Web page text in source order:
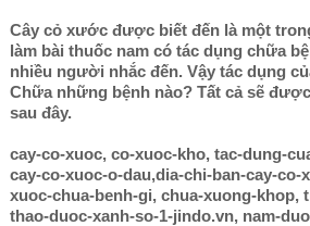
Cây cỏ xước được biết đến là một
làm bài thuốc nam có tác dụng chữa
nhiều người nhắc đến. Vậy tác dụng
Chữa những bệnh nào? Tất cả sẽ
sau đây.
cay-co-xuoc, co-xuoc-kho, tac-dung-
cay-co-xuoc-o-dau,dia-chi-ban-cay-co-
xuoc-chua-benh-gi, chua-xuong-khop,
thao-duoc-xanh-so-1-jindo.vn, nam-